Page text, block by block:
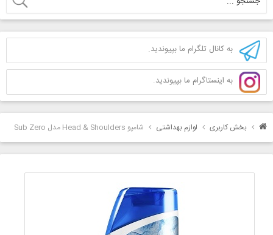
به کانال تلگرام ما بپیوندید.
به اینستاگرام ما بپیوندید.
بخش کاربری لوازم بهداشتی شامپو Head & Shoulders مدل Sub Zero